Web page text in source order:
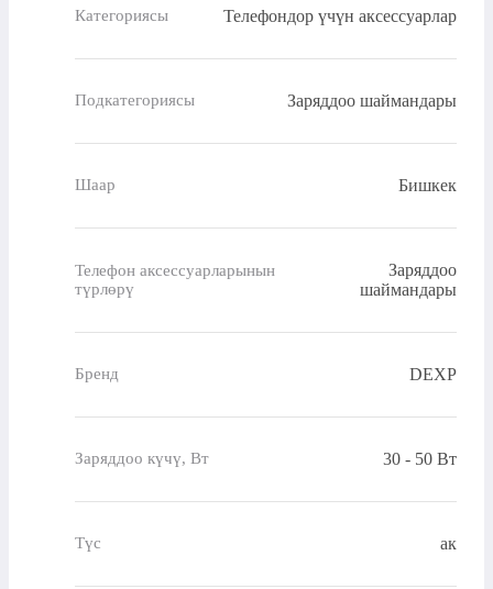
Категориясы Телефондор үчүн аксессуарлар
Подкатегориясы Заряддоо шаймандары
Шаар Бишкек
Телефон аксессуарларынын
түрлөрү
Заряддоо
шаймандары
Бренд DEXP
Заряддоо күчү, Вт 30 - 50 Вт
Түс ак